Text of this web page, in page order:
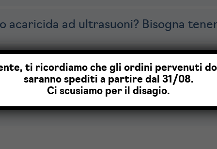
acaricida ad ultrasuoni? Bisogna
installato in ogni ambiente?
apprezzare i benefici derivanti
ti ricordiamo che gli ordini pervenuti
saranno spediti a partire dal 31/08.
Ci scusiamo per il disagio.